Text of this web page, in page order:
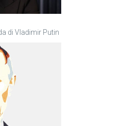
di Vladimir Putin